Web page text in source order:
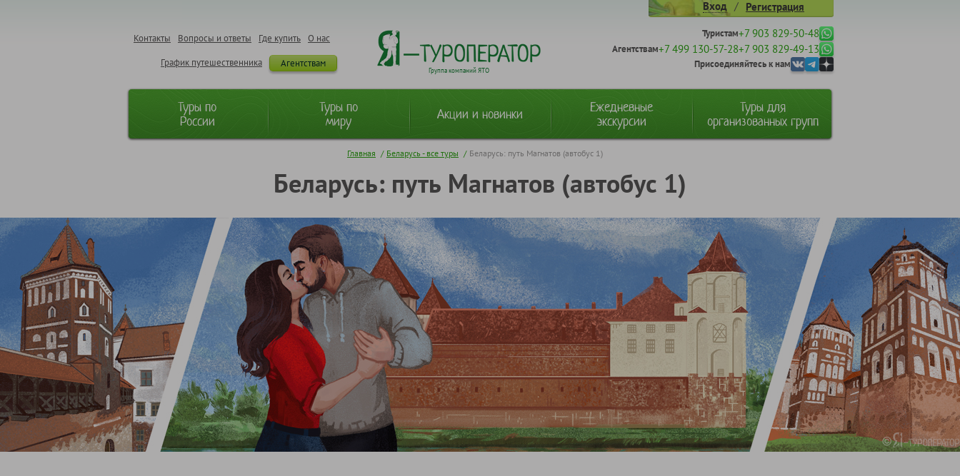
Вход / Регистрация
О нас
Где купить
Вопросы и ответы
Контакты
Агентствам
График путешественника
Группа компаний ЯТО
Туристам+7 903 829-50-48
Агентствам+7 499 130-57-28+7 903 829-49-13
Присоединяйтесь к нам
Туры по
России
Туры по
миру
Акции и новинки
Ежедневные
экскурсии
Туры для
организованных групп
Главная / Беларусь - все туры / Беларусь: путь Магнатов (автобус 1)
Беларусь: путь Магнатов (автобус 1)